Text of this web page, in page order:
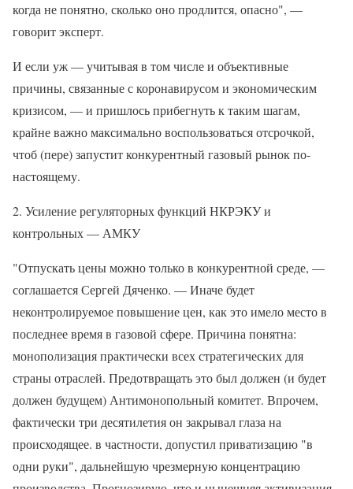
когда не понятно, сколько оно продлится, опасно", —
говорит эксперт.
И если уж — учитывая в том числе и объективные
причины, связанные с коронавирусом и экономическим
кризисом, — и пришлось прибегнуть к таким шагам,
крайне важно максимально воспользоваться отсрочкой,
чтоб (пере) запустит конкурентный газовый рынок по-
настоящему.
2. Усиление регуляторных функций НКРЭКУ и
контрольных — АМКУ
"Отпускать цены можно только в конкурентной среде, —
соглашается Сергей Дяченко. — Иначе будет
неконтролируемое повышение цен, как это имело место в
последнее время в газовой сфере. Причина понятна:
монополизация практически всех стратегических для
страны отраслей. Предотвращать это был должен (и будет
должен будущем) Антимонопольный комитет. Впрочем,
фактически три десятилетия он закрывал глаза на
происходящее. в частности, допустил приватизацию "в
одни руки", дальнейшую чрезмерную концентрацию